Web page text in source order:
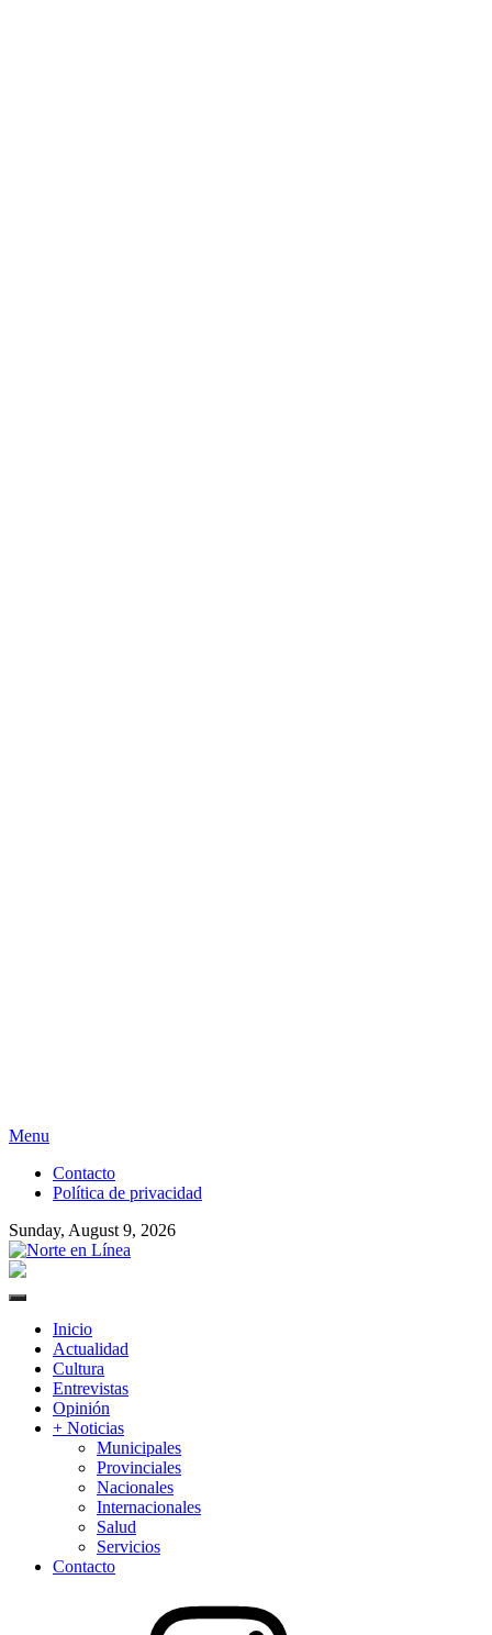
Skip
content
Menu
Contacto
Política de privacidad
Sunday, August 9, 2026
Primary
Inicio
Actualidad
Cultura
Entrevistas
Opinión
+ Noticias
Municipales
Provinciales
Nacionales
Internacionales
Salud
Servicios
Contacto